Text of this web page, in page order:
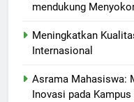
mendukung
Meningkatkan
Internasional
Asrama Mahasiswa:
Inovasi pada Kampus